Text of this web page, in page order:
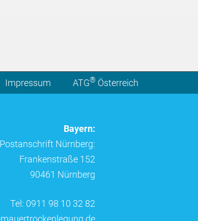
Impressum ATG® Österreich
Bayern:
Postanschrift Nürnberg:
Frankenstraße 152
90461 Nürnberg
Tel: 0911 98 10 32 82